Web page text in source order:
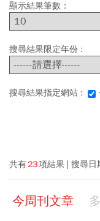
顯示結果筆數：
搜尋結果限定年份 :
搜尋結果指定網站 :
共有23項結果 搜尋日
今周刊文章